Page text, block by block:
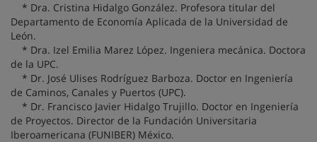
* Dra. Cristina Hidalgo González. Profesora titular del
Departamento de Economía Aplicada de la Universidad de
León.
* Dra. Izel Emilia Marez López. Ingeniera mecánica. Doctora
de la UPC.
* Dr. José Ulises Rodríguez Barboza. Doctor en Ingeniería
de Caminos, Canales y Puertos (UPC).
* Dr. Francisco Javier Hidalgo Trujillo. Doctor en Ingeniería
de Proyectos. Director de la Fundación Universitaria
Iberoamericana (FUNIBER) México.